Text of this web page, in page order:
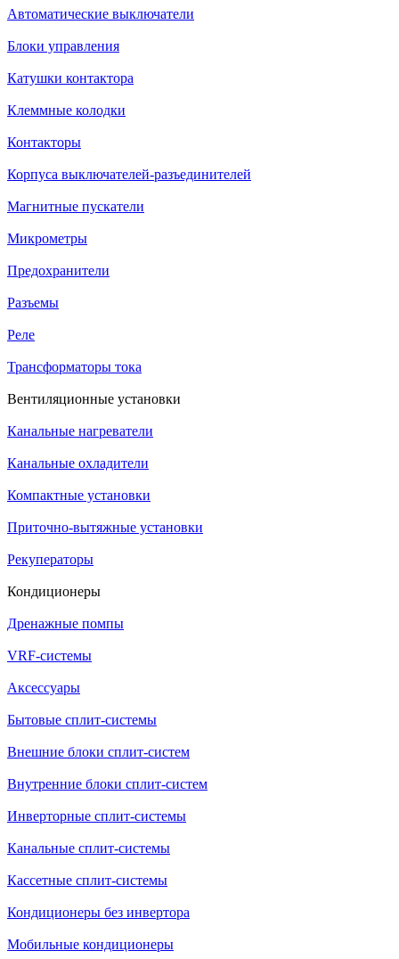
Автоматические выключатели
Блоки управления
Катушки контактора
Клеммные колодки
Контакторы
Корпуса выключателей-разъединителей
Магнитные пускатели
Микрометры
Предохранители
Разъемы
Реле
Трансформаторы тока
Вентиляционные установки
Канальные нагреватели
Канальные охладители
Компактные установки
Приточно-вытяжные установки
Рекуператоры
Кондиционеры
Дренажные помпы
VRF-системы
Аксессуары
Бытовые сплит-системы
Внешние блоки сплит-систем
Внутренние блоки сплит-систем
Инверторные сплит-системы
Канальные сплит-системы
Кассетные сплит-системы
Кондиционеры без инвертора
Мобильные кондиционеры